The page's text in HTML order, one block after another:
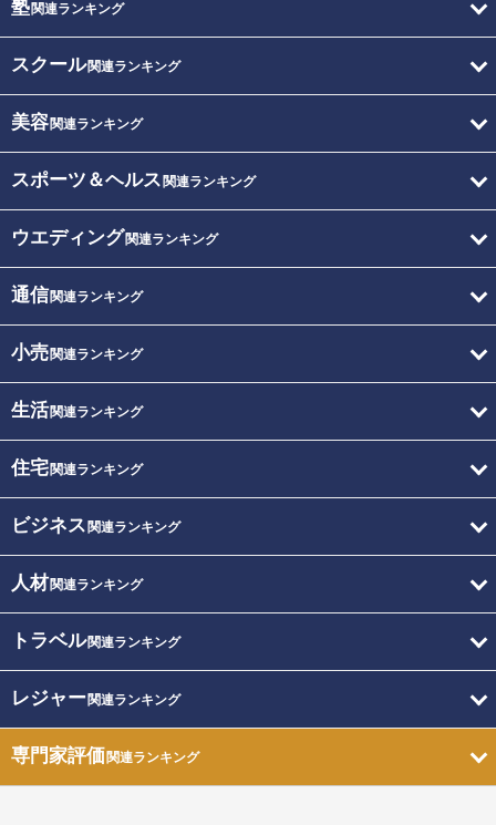
塾関連ランキング
スクール関連ランキング
美容関連ランキング
スポーツ＆ヘルス 関連ランキング
ウエディング関連ランキング
通信関連ランキング
小売関連ランキング
生活関連ランキング
住宅関連ランキング
ビジネス 関連ランキング
人材関連ランキング
トラベル関連ランキング
レジャー関連ランキング
専門家評価関連ランキング